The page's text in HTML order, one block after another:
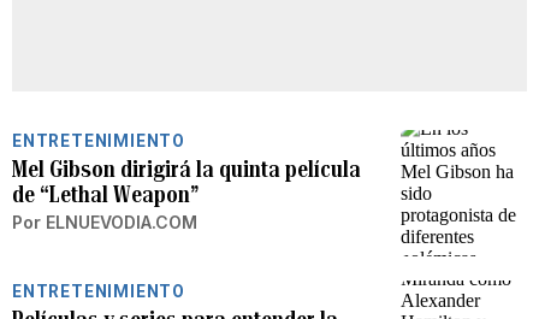
ENTRETENIMIENTO
Mel Gibson dirigirá la quinta película
de “Lethal Weapon”
Por ELNUEVODIA.COM
ENTRETENIMIENTO